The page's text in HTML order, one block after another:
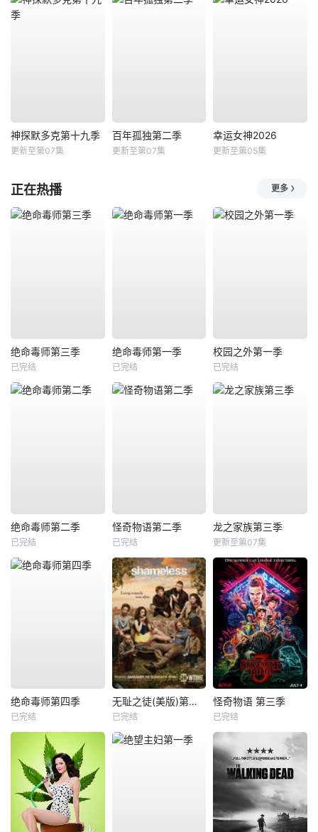
神探默多克第十九季
更新至第07集
百年孤独第二季
更新至第07集
幸运女神2026
更新至第05集
正在热播 更多
绝命毒师第三季
已完结
绝命毒师第一季
已完结
校园之外第一季
已完结
绝命毒师第二季
已完结
怪奇物语第二季
已完结
龙之家族第三季
更新至第07集
绝命毒师第四季
已完结
无耻之徒(美版)第三季
已完结
怪奇物语 第三季
已完结